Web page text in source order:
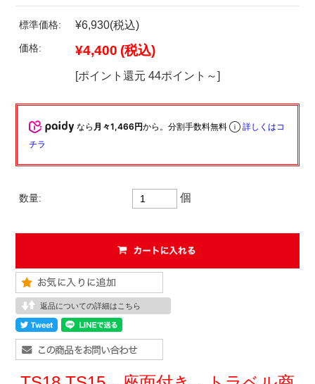
標準価格: ¥6,930(税込)
価格: ¥4,400 (税込)
[ポイント還元 44ポイント～]
なら 月々1,466円から。分割手数料無料
詳しくはコ
チラ
数量: 個
返品についての詳細はこちら